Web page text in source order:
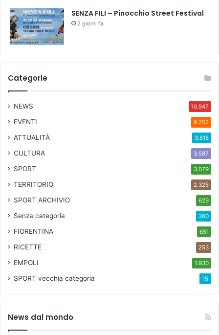
a
s
s
e
g
n
a
SENZA FILI – Pinocchio Street Festival
2 giorni fa
Categorie
NEWS 10.947
EVENTI 9.252
ATTUALITÀ 3.818
CULTURA 3.587
SPORT 3.079
TERRITORIO 2.325
SPORT ARCHIVIO 629
Senza categoria 360
FIORENTINA 651
RICETTE 253
EMPOLI 1.930
SPORT vecchia categoria 15
News dal mondo